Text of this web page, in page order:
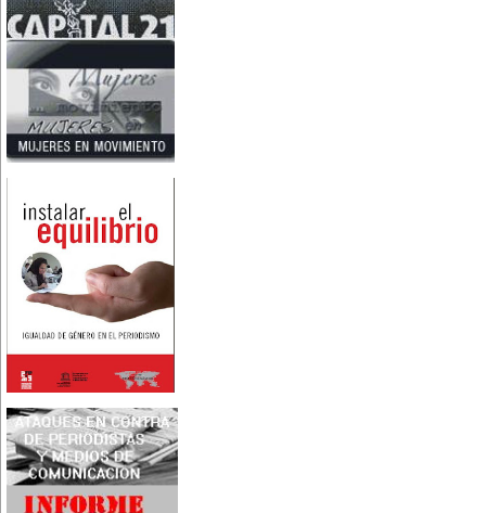
EFEMÉRIDES DE MARZO
1 de marzo:
Nace en Santiago, Chile, la
escritora Mercedes Valenzuela
Alvarez (1924-1993), más
conocida como Mercedes
Valdivieso. En 1961 publica 'La
Brecha', considerada como la
primera novela feminista de
Latinoamérica.
4 de marzo:
En México muere Adelina
Zendejas (1909-1993), periodista,
derechos de las mujeres.
5 de marzo:
En Dijon fallece Gabrielle Suchon
(1703), notable filósofa francesa,
autora del Tratado de la moral y
de la política (1693), la primera
obra explícitamente filosófica
escrita por una mujer en el
8 de marzo:
nace Juana Fernández Morales
(1895-1980), poeta conocida
Ibarbourou, o 'Juana de América'.
Se la considera una de las figuras
clave de la poesía
hispanoamericana
contemporánea.
14 de marzo:
Nace, en la Ciudad de México,